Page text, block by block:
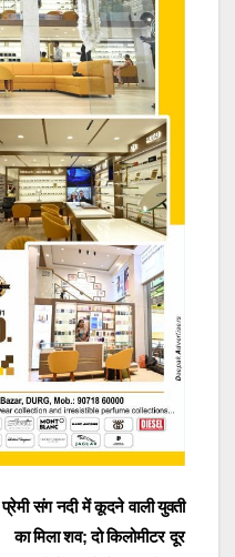
प्रेमी संग नदी में कूदने वाली युवती
का मिला शव; दो किलोमीटर दूर